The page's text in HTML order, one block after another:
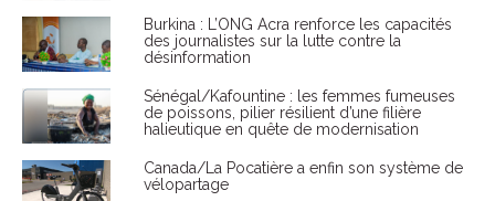
Burkina : L’ONG Acra renforce les capacités
des journalistes sur la lutte contre la
désinformation
Sénégal/Kafountine : les femmes fumeuses
de poissons, pilier résilient d’une filière
halieutique en quête de modernisation
Canada/La Pocatière a enfin son système de
vélopartage